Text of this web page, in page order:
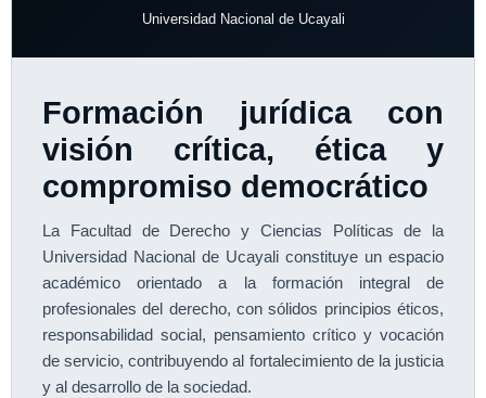
Universidad Nacional de Ucayali
Formación jurídica con
visión crítica, ética y
compromiso democrático
La Facultad de Derecho y Ciencias Políticas de la
Universidad Nacional de Ucayali constituye un espacio
académico orientado a la formación integral de
profesionales del derecho, con sólidos principios éticos,
responsabilidad social, pensamiento crítico y vocación
de servicio, contribuyendo al fortalecimiento de la justicia
y al desarrollo de la sociedad.